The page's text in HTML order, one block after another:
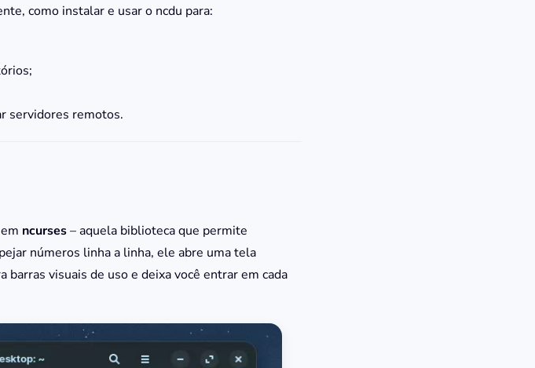
como instalar e usar o ncdu para:
servidores remotos.
ncurses– aquela biblioteca que permite
números linha a linha, ele abre uma tela
visuais de uso e deixa você entrar em cada